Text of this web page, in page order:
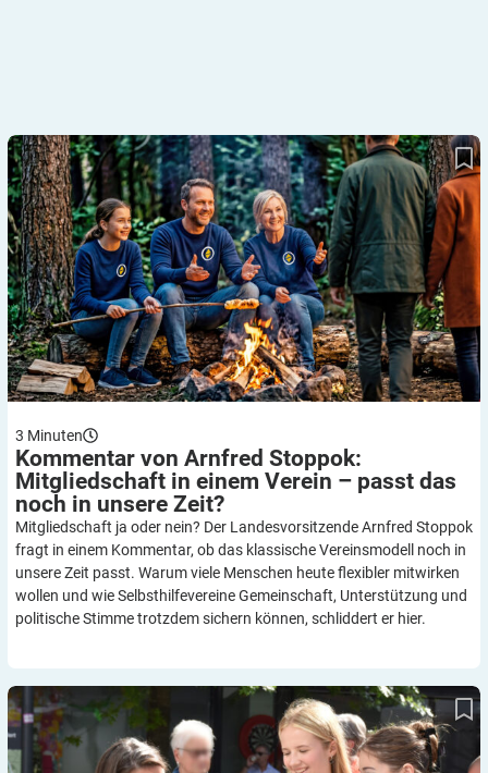
Kommentar von Arnfred Stoppok: Mitgliedschaft in einem Verein
– passt das noch in unsere Zeit?
3 Minuten
Kommentar von Arnfred Stoppok:
Mitgliedschaft in einem Verein – passt das
noch in unsere Zeit?
Mitgliedschaft ja oder nein? Der Landesvorsitzende Arnfred Stoppok
fragt in einem Kommentar, ob das klassische Vereinsmodell noch in
unsere Zeit passt. Warum viele Menschen heute flexibler mitwirken
wollen und wie Selbsthilfevereine Gemeinschaft, Unterstützung und
politische Stimme trotzdem sichern können, schliddert er hier.
Diabetiker Niedersachsen: Unterstützen Sie unsere Arbeit mit
oder ohne Mitgliedschaft!